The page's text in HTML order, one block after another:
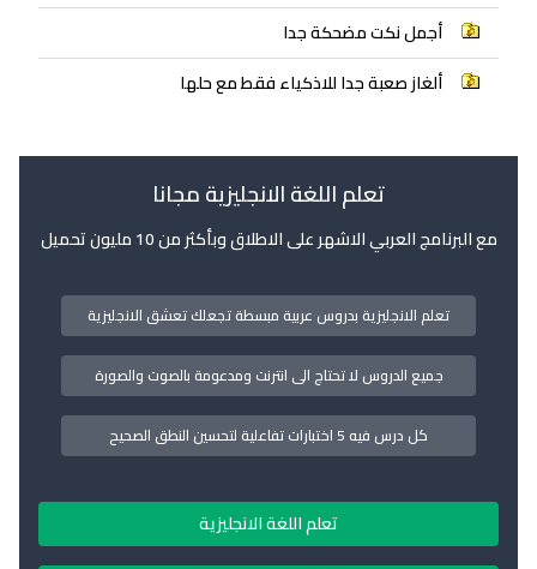
أجمل نكت مضحكة جدا
ألغاز صعبة جدا للاذكياء فقط مع حلها
تعلم اللغة الانجليزية مجانا
مع البرنامج العربي الاشهر على الاطلاق وبأكثر من 10 مليون تحميل
تعلم الانجليزية بدروس عربية مبسطة تجعلك تعشق الانجليزية
جميع الدروس لا تحتاج الى انترنت ومدعومة بالصوت والصورة
كل درس فيه 5 اختبارات تفاعلية لتحسين النطق الصحيح
تعلم اللغة الانجليزية